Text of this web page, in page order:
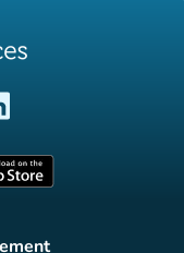
onglet)onglet)